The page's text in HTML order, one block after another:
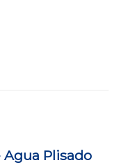
Plisado